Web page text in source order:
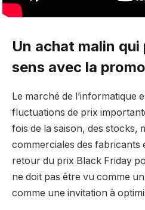
Un achat malin
sens avec la
Le marché de l’informatique
fluctuations de prix
fois de la saison, des stocks,
commerciales des fabricants
retour du prix Black Friday
ne doit pas être vu comme
comme une invitation à